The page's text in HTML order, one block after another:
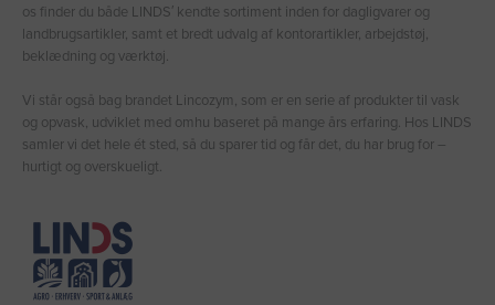
os finder du både LINDS′ kendte sortiment inden for dagligvarer og
landbrugsartikler, samt et bredt udvalg af kontorartikler, arbejdstøj,
beklædning og værktøj.
Vi står også bag brandet Lincozym, som er en serie af produkter til vask
og opvask, udviklet med omhu baseret på mange års erfaring. Hos LINDS
samler vi det hele ét sted, så du sparer tid og får det, du har brug for –
hurtigt og overskueligt.